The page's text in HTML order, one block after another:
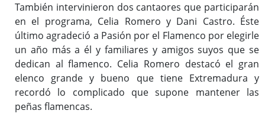
También intervinieron dos cantaores que participarán
en el programa, Celia Romero y Dani Castro. Éste
último agradeció a Pasión por el Flamenco por elegirle
un año más a él y familiares y amigos suyos que se
dedican al flamenco. Celia Romero destacó el gran
elenco grande y bueno que tiene Extremadura y
recordó lo complicado que supone mantener las
peñas flamencas.